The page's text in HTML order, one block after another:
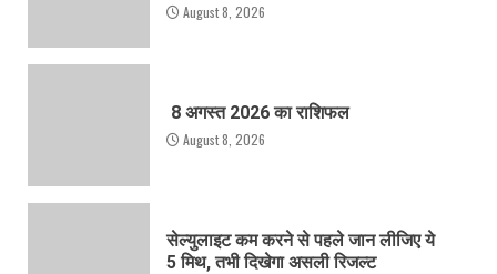
August 8, 2026
8 अगस्त 2026 का राशिफल
August 8, 2026
सेल्युलाइट कम करने से पहले जान लीजिए ये
5 मिथ, तभी दिखेगा असली रिजल्ट